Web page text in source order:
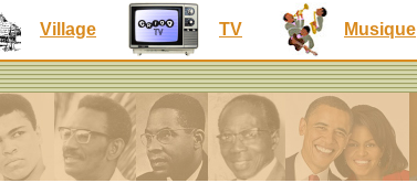
Village TV Musique